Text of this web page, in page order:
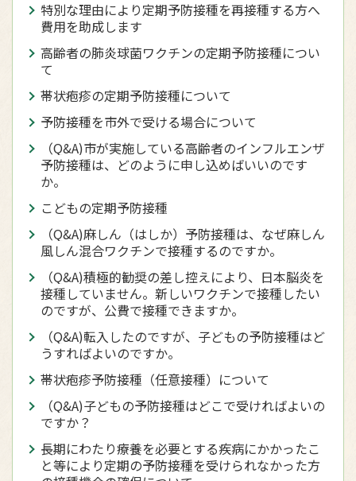
特別な理由により定期予防接種を再接種する方へ
費用を助成します
高齢者の肺炎球菌ワクチンの定期予防接種につい
て
帯状疱疹の定期予防接種について
予防接種を市外で受ける場合について
（Q&A)市が実施している高齢者のインフルエンザ
予防接種は、どのように申し込めばいいのです
か。
こどもの定期予防接種
（Q&A)麻しん（はしか）予防接種は、なぜ麻しん
風しん混合ワクチンで接種するのですか。
（Q&A)積極的勧奨の差し控えにより、日本脳炎を
接種していません。新しいワクチンで接種したい
のですが、公費で接種できますか。
（Q&A)転入したのですが、子どもの予防接種はど
うすればよいのですか。
帯状疱疹予防接種（任意接種）について
（Q&A)子どもの予防接種はどこで受ければよいの
ですか？
長期にわたり療養を必要とする疾病にかかったこ
と等により定期の予防接種を受けられなかった方